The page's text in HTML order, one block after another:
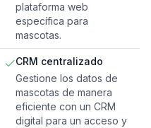
plataforma web
específica para
mascotas.
CRM centralizado
Gestione los datos de
mascotas de manera
eficiente con un CRM
digital para un acceso y